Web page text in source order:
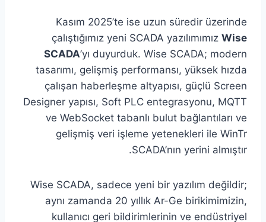
Kasım 2025’te ise uzun süredir üzerinde
çalıştığımız yeni SCADA yazılımımız Wise
SCADA’yı duyurduk. Wise SCADA; modern
tasarımı, gelişmiş performansı, yüksek hızda
çalışan haberleşme altyapısı, güçlü Screen
Designer yapısı, Soft PLC entegrasyonu, MQTT
ve WebSocket tabanlı bulut bağlantıları ve
gelişmiş veri işleme yetenekleri ile WinTr
SCADA’nın yerini almıştır.
Wise SCADA, sadece yeni bir yazılım değildir;
aynı zamanda 20 yıllık Ar-Ge birikimimizin,
kullanıcı geri bildirimlerinin ve endüstriyel